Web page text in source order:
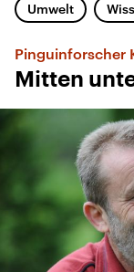
Umwelt
Pinguinforscher
Mitten